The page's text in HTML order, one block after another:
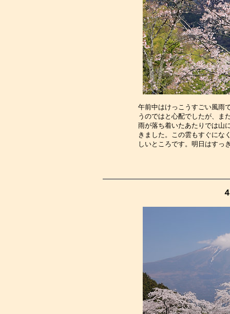
午前中はけっこうすごい風雨
うのではと心配でしたが、ま
雨が落ち着いたあたりでは山
きました。この雲もすぐにな
しいところです。明日は